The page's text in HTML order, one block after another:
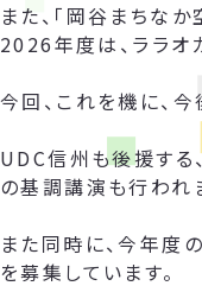
また、「岡谷まちな
2026年度は、ララオ
今回、これを機に、
UDC信州も後援する
の基調講演も行われ
また同時に、今年度
を募集しています。